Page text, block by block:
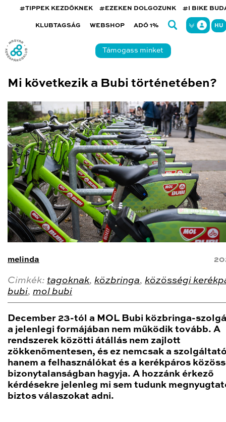
#TIPPEK KEZDŐKNEK #EZEKEN DOLGOZUNK #I BIKE
KLUBTAGSÁG WEBSHOP ADÓ 1% HU
Támogass minket
Mi következik a Bubi történetében?
melinda
Cimkék: tagoknak, közbringa, közösségi
bubi, mol bubi
December 23-tól a MOL Bubi közbringa-
a jelenlegi formájában nem működik tovább. A
rendszerek közötti átállás nem zajlott
zökkenőmentesen, és ez nemcsak a
hanem a felhasználókat és a kerékpáros
bizonytalanságban hagyja. A hozzánk érkező
kérdésekre jelenleg mi sem tudunk
biztos válaszokat adni.